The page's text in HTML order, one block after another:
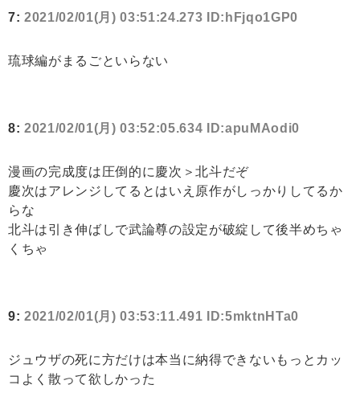
7: 2021/02/01(月) 03:51:24.273 ID:hFjqo1GP0
琉球編がまるごといらない
8: 2021/02/01(月) 03:52:05.634 ID:apuMAodi0
漫画の完成度は圧倒的に慶次＞北斗だぞ
慶次はアレンジしてるとはいえ原作がしっかりしてるか
らな
北斗は引き伸ばしで武論尊の設定が破綻して後半めちゃ
くちゃ
9: 2021/02/01(月) 03:53:11.491 ID:5mktnHTa0
ジュウザの死に方だけは本当に納得できないもっとカッ
コよく散って欲しかった